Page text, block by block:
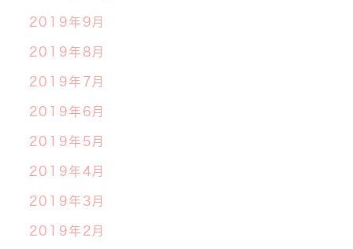
2019年9月
2019年8月
2019年7月
2019年6月
2019年5月
2019年4月
2019年3月
2019年2月